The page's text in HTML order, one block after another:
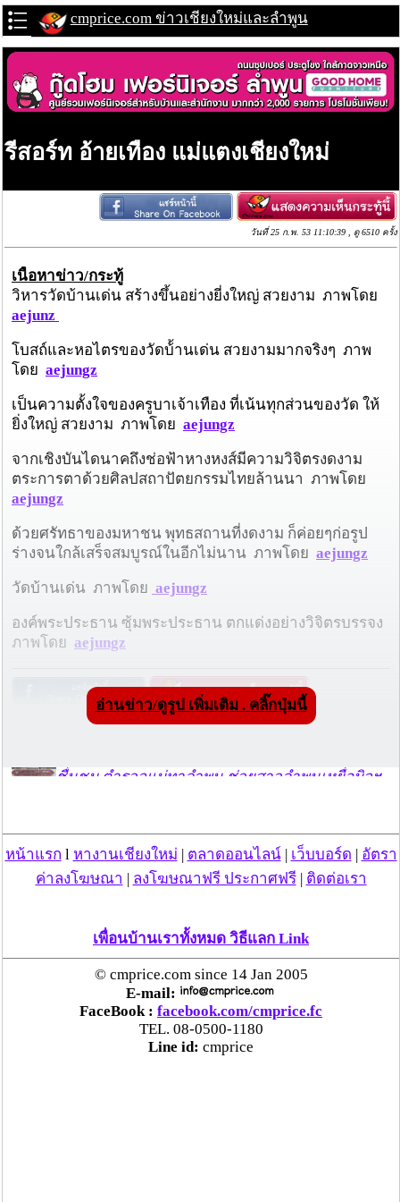
cmprice.com ข่าวเชียงใหม่และลำพูน
รีสอร์ท อ้ายเทือง แม่แตงเชียงใหม่
วันที่ 25 ก.พ. 53 11:10:39 , ดู 6510 ครั้ง
เนื้อหาข่าว/กระทู้
วิหารวัดบ้านเด่น สร้างขึ้นอย่างยี่งใหญ่ สวยงาม ภาพโดย
aejunz
โบสถ์และหอไตรของวัดบ้้านเด่น สวยงามมากจริงๆ ภาพ
โดย aejungz
เป็นความตั้งใจของครูบาเจ้าเทือง ที่เน้นทุกส่วนของวัด ให้
ยิ่งใหญ่ สวยงาม ภาพโดย aejungz
จากเชิงบันไดนาคถึงช่อฟ้าหางหงส์มีความวิจิตรงดงาม
ตระการตาด้วยศิลปสถาปัตยกรรมไทยล้านนา ภาพโดย
aejungz
ด้วยศรัทธาของมหาชน พุทธสถานที่งดงาม ก็ค่อยๆก่อรูป
ร่างจนใกล้เสร็จสมบูรณ์ในอีกไม่นาน ภาพโดย aejungz
วัดบ้านเด่น ภาพโดย aejungz
องค์พระประธาน ซุ้มพระประธาน ตกแด่งอย่างวิจิตรบรรจง
ภาพโดย aejungz
วันที่ 25 ก.พ. 53 11:10:39 , ดู 6510 ครั้ง
ชื่นชม ตำรวจแม่ทาลำพูน ช่วยสาวลำพูนเหยื่อมิจฯ
คืนครบ
ตร.สภ.เมืองลำพูน ยึดยาบ้ากว่า 700 เม็ด หลังชาว
แม่สะเรียง ลุยตรวจ “สกุชชี่“ ของเล่นอันตราย พบไร้
มาตรฐานเสี่ยงอันตราย สั่งห้ามขาย-เตือนภัยผู้
ปกครองเฝ้าระวังบุตรหลาน
อ่านข่าว/ดูรูป เพิ่มเติม . คลิ๊กปุ่มนี้
หน้าแรก l หางานเชียงใหม่ ตลาดออนไลน์| เว็บบอร์ด
อัตรา
ค่าลงโฆษณา
ลงโฆษณาฟรี ประกาศฟรี| ติดต่อเรา
เพื่อนบ้านเราทั้งหมด วิธีแลก Link
© cmprice.com since 14 Jan 2005
E-mail:
FaceBook : facebook.com/cmprice.fc
TEL. 08-0500-1180
Line id: cmprice